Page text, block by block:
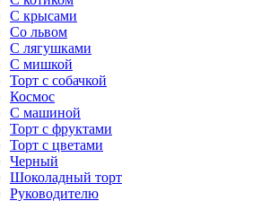
С крысами
Со львом
С лягушками
С мишкой
Торт с собачкой
Космос
С машиной
Торт с фруктами
Торт с цветами
Черный
Шоколадный торт
Руководителю